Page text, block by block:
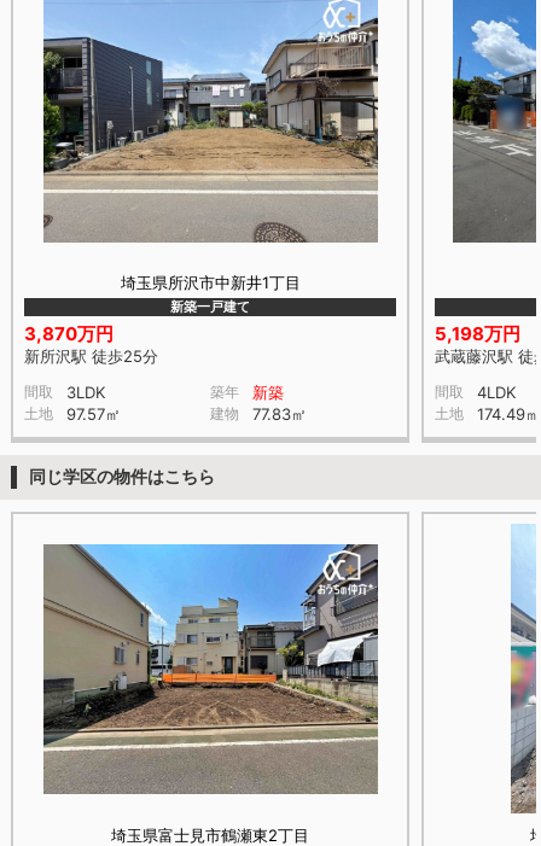
埼玉県所沢市中新井1丁目
新築一戸建て
3,870万円
新所沢駅 徒歩25分
間取 3LDK 築年 新築
土地 97.57㎡ 建物 77.83㎡
5,198万円
武蔵藤沢駅 徒
間取 4LDK
土地 174.49㎡
同じ学区の物件はこちら
埼玉県富士見市鶴瀬東2丁目